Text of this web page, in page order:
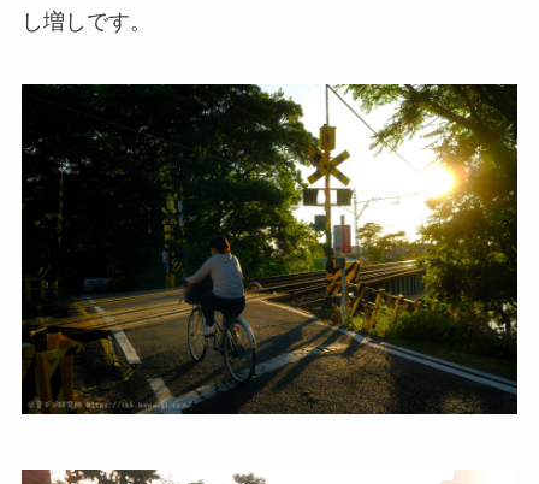
し増しです。